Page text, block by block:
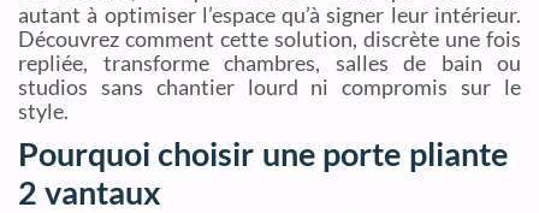
autant à optimiser l’espace qu’à signer leur intérieur.
Découvrez comment cette solution, discrète une fois
repliée, transforme chambres, salles de bain ou
studios sans chantier lourd ni compromis sur le
style.
Pourquoi choisir une porte pliante
2 vantaux